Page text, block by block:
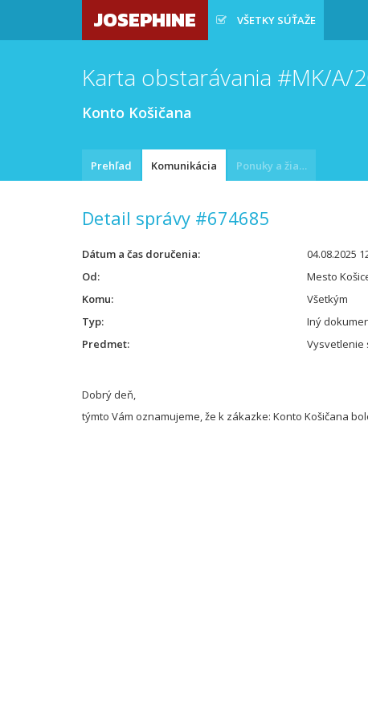
JOSEPHINE VŠETKY SÚŤAŽE
Karta obstarávania #MK/A/
Konto Košičana
Prehľad Komunikácia Ponuky a žiadosti
Detail správy #674685
Dátum a čas doručenia
04.08.2025
Od
Mesto
Komu
Všetkým
Typ
Iný
Predmet
Vysvetlenie
Dobrý deň,
týmto Vám oznamujeme, že k zákazke: Konto Košičana